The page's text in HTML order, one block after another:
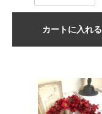
カートに入れる